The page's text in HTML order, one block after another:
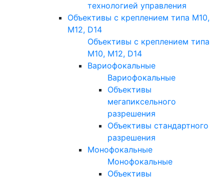
технологией управления
Объективы с креплением типа M10,
M12, D14
Объективы с креплением типа
M10, M12, D14
Вариофокальные
Вариофокальные
Объективы
мегапиксельного
разрешения
Объективы стандартного
разрешения
Монофокальные
Монофокальные
Объективы